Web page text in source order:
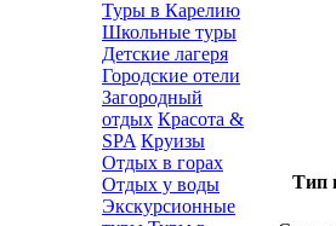
Туры в Карелию
Школьные туры
Детские лагеря
Городские отели
Загородный
отдых Красота &
SPA Круизы
Отдых в горах
Отдых у воды
Экскурсионные
Тип